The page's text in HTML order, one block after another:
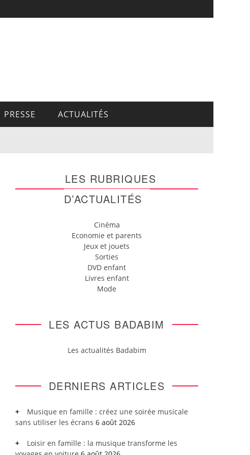
PRESSE ACTUALITÉS
LES RUBRIQUES
D’ACTUALITÉS
Cinéma
Economie et parents
Jeux et jouets
Sorties
DVD enfant
Livres enfant
Mode
LES ACTUS BADABIM
Les actualités Badabim
DERNIERS ARTICLES
Musique en famille : créez une soirée musicale
sans utiliser les écrans 6 août 2026
Loisir en famille : la musique transforme les